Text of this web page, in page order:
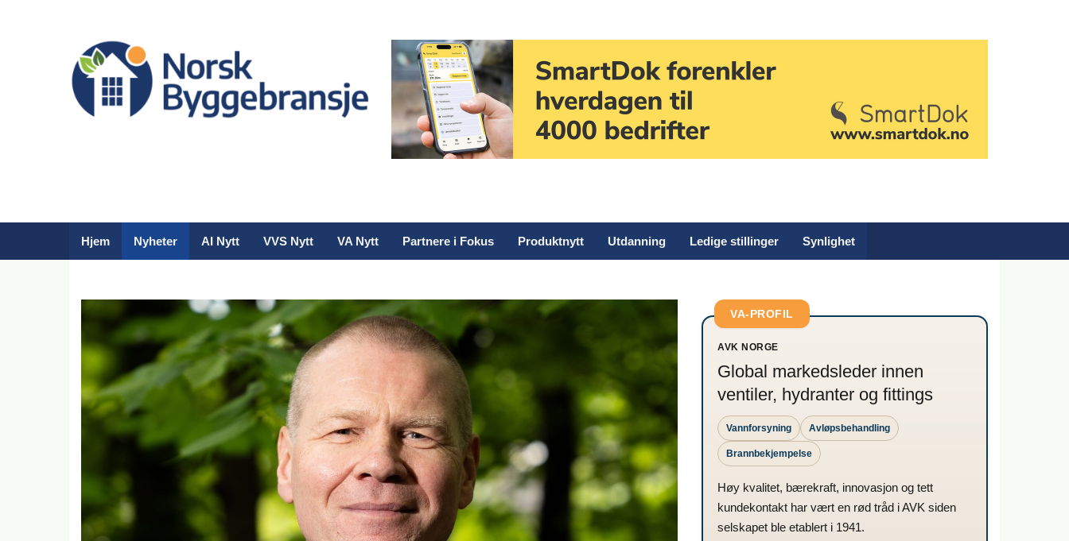
Hjem Nyheter AI Nytt VVS Nytt VA Nytt Partnere i Fokus Produktnytt Utdanning Ledige stillinger Synlighet
VA-PROFIL
AVK NORGE
Global markedsleder innen
ventiler, hydranter og fittings
Vannforsyning Avløpsbehandling
Brannbekjempelse
Høy kvalitet, bærekraft, innovasjon og tett
kundekontakt har vært en rød tråd i AVK siden
selskapet ble etablert i 1941.